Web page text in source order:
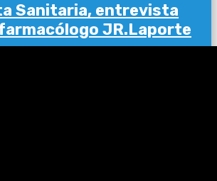
Sanitaria, entrevista
farmacólogo JR.Laporte